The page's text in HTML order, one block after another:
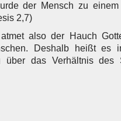
der Mensch zu einem
2,7)
atmet also der Hauch
Deshalb heißt es
über das Verhältnis des